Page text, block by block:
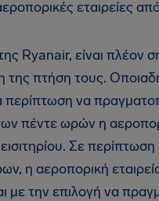
εταιρείες
Ryanair, είναι πλέον
της πτήση τους.
περίπτωση να
πέντε ωρών η
Σε
η αεροπορική
με την επιλογή να